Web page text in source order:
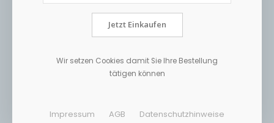
Jetzt Einkaufen
Wir setzen Cookies damit Sie Ihre Bestellung
tätigen können
Impressum AGB Datenschutzhinweise